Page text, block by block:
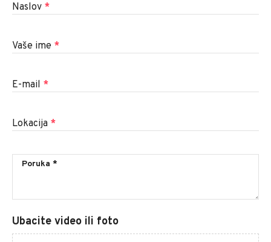
Naslov *
Vaše ime *
E-mail *
Lokacija *
Ubacite video ili foto